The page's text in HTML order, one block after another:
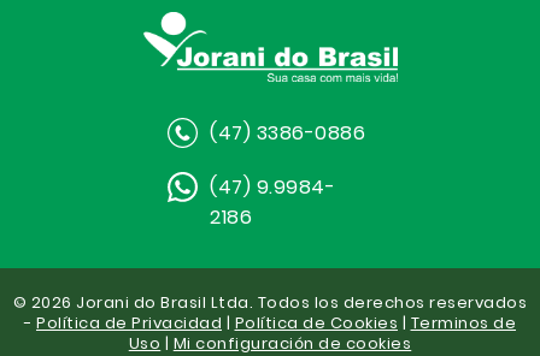
(47) 3386-0886
(47) 9.9984-
2186
© 2026 Jorani do Brasil Ltda. Todos los derechos reservados
- Política de Privacidad | Política de Cookies | Terminos de
Uso | Mi configuración de cookies